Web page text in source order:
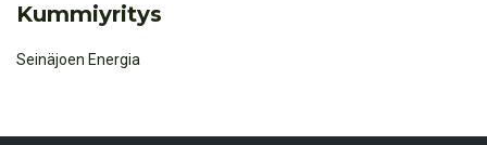
Kummiyritys
Seinäjoen Energia